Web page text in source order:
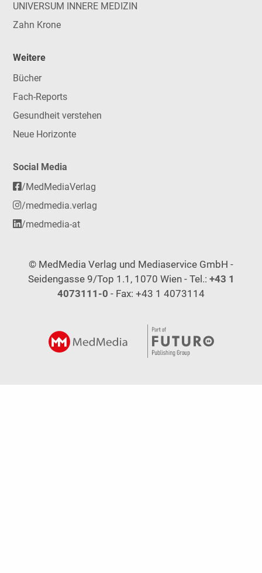
UNIVERSUM INNERE MEDIZIN
Zahn Krone
Weitere
Bücher
Fach-Reports
Gesundheit verstehen
Neue Horizonte
Social Media
/MedMediaVerlag
/medmedia.verlag
/medmedia-at
© MedMedia Verlag und Mediaservice GmbH -
Seidengasse 9/Top 1.1, 1070 Wien - Tel.: +43 1
4073111-0 - Fax: +43 1 4073114